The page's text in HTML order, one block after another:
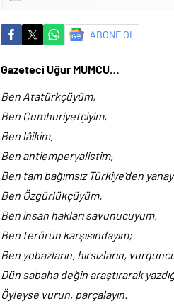
ABONE OL
Gazeteci Uğur MUMCU…
Ben Atatürkçüyüm,
Ben Cumhuriyetçiyim,
Ben lâikim,
Ben antiemperyalistim,
Ben tam bağımsız Türkiye‘den
Ben Özgürlükçüyüm.
Ben insan hakları savunucuyum,
Ben terörün karşısındayım;
Ben yobazların, hırsızların,
Dün sabaha değin araştırarak
Öyleyse vurun, parçalayın.